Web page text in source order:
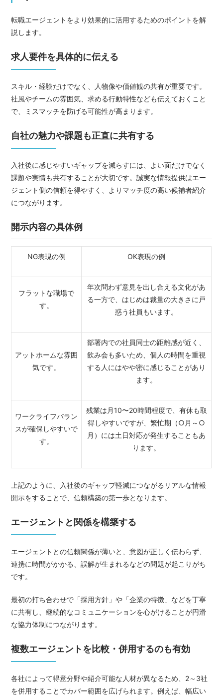
転職エージェントをより効果的に活用するためのポイントを解
説します。
求人要件を具体的に伝える
スキル・経験だけでなく、人物像や価値観の共有が重要です。
社風やチームの雰囲気、求める行動特性なども伝えておくこと
で、ミスマッチを防げる可能性が高まります。
自社の魅力や課題も正直に共有する
入社後に感じやすいギャップを減らすには、よい面だけでなく
課題や実情も共有することが大切です。誠実な情報提供はエー
ジェント側の信頼を得やすく、よりマッチ度の高い候補者紹介
につながります。
開示内容の具体例
NG表現の例 OK表現の例
フラットな職場で
す。
年次問わず意見を出し合える文化があ
る一方で、はじめは裁量の大きさに戸
惑う社員もいます。
アットホームな雰囲
気です。
部署内での社員同士の距離感が近く、
飲み会も多いため、個人の時間を重視
する人にはやや密に感じることがあり
ます。
ワークライフバラン
スが確保しやすいで
す。
残業は月10〜20時間程度で、有休も取
得しやすいですが、繁忙期（○月～○
月）には土日対応が発生することもあ
ります。
上記のように、入社後のギャップ軽減につながるリアルな情報
開示をすることで、信頼構築の第一歩となります。
エージェントと関係を構築する
エージェントとの信頼関係が薄いと、意図が正しく伝わらず、
連携に時間がかかる、誤解が生まれるなどの問題が起こりがち
です。
最初の打ち合わせで「採用方針」や「企業の特徴」などを丁寧
に共有し、継続的なコミュニケーションを心がけることが円滑
な協力体制につながります。
複数エージェントを比較・併用するのも有効
各社によって得意分野や紹介可能な人材が異なるため、2～3社
を併用することでカバー範囲を広げられます。例えば、幅広い